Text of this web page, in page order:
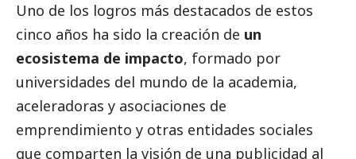
Uno de los logros más destacados de estos
cinco años ha sido la creación de un
ecosistema de impacto, formado por
universidades del mundo de la academia,
aceleradoras y asociaciones de
emprendimiento y otras entidades sociales
que comparten la visión de una publicidad al